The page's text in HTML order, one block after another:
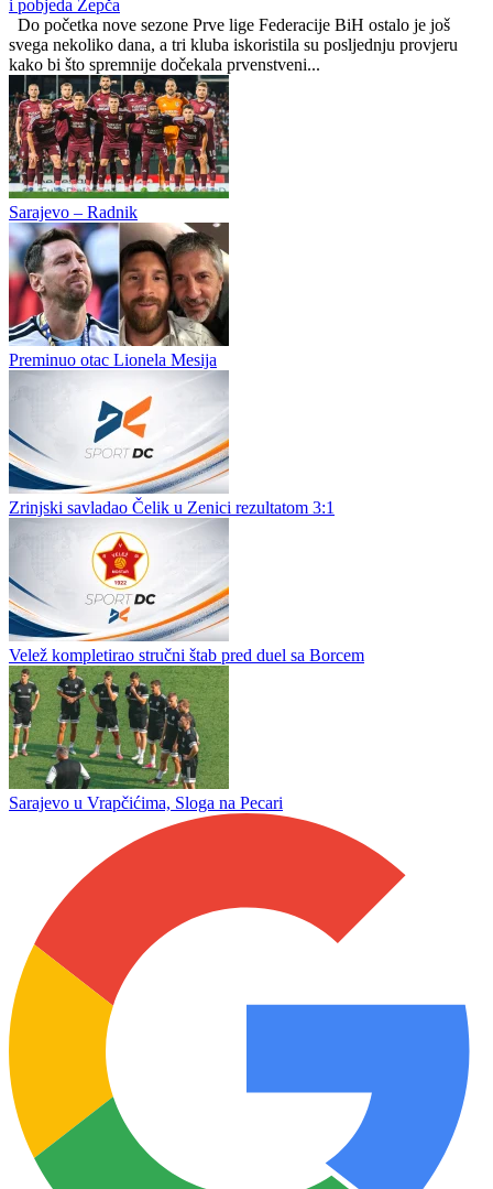
Osam golova Slavije komšijama iz Hrasnice
Administrator DC
0 0
Generalne probe pred start Prve lige FBiH: Tri utakmice, 10 golova
i pobjeda Žepča
Do početka nove sezone Prve lige Federacije BiH ostalo je još
svega nekoliko dana, a tri kluba iskoristila su posljednju provjeru
kako bi što spremnije dočekala prvenstveni...
Sarajevo – Radnik
Preminuo otac Lionela Mesija
Zrinjski savladao Čelik u Zenici rezultatom 3:1
Velež kompletirao stručni štab pred duel sa Borcem